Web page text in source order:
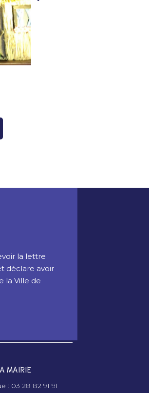
la lettre
déclare avoir
la Ville de
MAIRIE
: 03 28 82 91 91